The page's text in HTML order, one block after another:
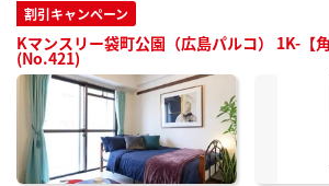
割引キャンペーン
Kマンスリー袋町公園（広島パルコ） 1K-【角
(No.421)